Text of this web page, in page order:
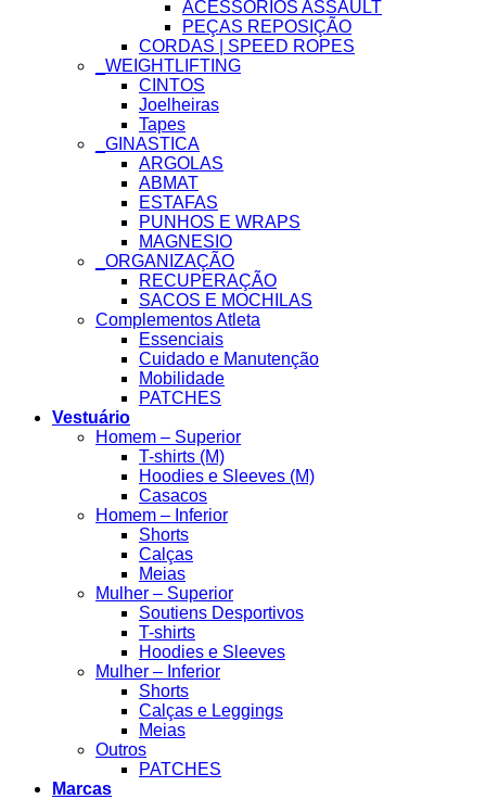
ACESSÓRIOS ASSAULT
PEÇAS REPOSIÇÃO
CORDAS | SPEED ROPES
_WEIGHTLIFTING
CINTOS
Joelheiras
Tapes
_GINASTICA
ARGOLAS
ABMAT
ESTAFAS
PUNHOS E WRAPS
MAGNESIO
_ORGANIZAÇÃO
RECUPERAÇÃO
SACOS E MOCHILAS
Complementos Atleta
Essenciais
Cuidado e Manutenção
Mobilidade
PATCHES
Vestuário
Homem – Superior
T-shirts (M)
Hoodies e Sleeves (M)
Casacos
Homem – Inferior
Shorts
Calças
Meias
Mulher – Superior
Soutiens Desportivos
T-shirts
Hoodies e Sleeves
Mulher – Inferior
Shorts
Calças e Leggings
Meias
Outros
PATCHES
Marcas